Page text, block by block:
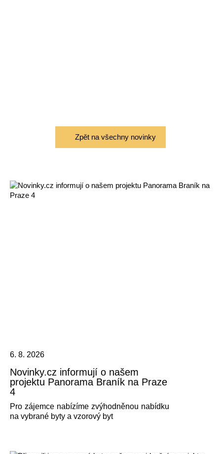
Zpět na všechny novinky
6. 8. 2026
Novinky.cz informují o našem
projektu Panorama Braník na Praze
4
Pro zájemce nabízíme zvýhodněnou nabídku
na vybrané byty a vzorový byt